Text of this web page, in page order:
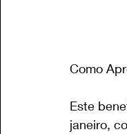
Como
Este
janeiro,